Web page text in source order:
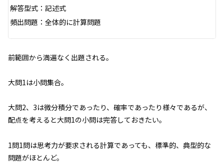
解答型式：記述式
頻出問題：全体的に計算問題
前範囲から満遍なく出題される。
大問1は小問集合。
大問2、3は微分積分であったり、確率であったり様々であるが、
配点を考えると大問1の小問は完答しておきたい。
1問1問は思考力が要求される計算であっても、標準的、典型的な
問題がほとんど。